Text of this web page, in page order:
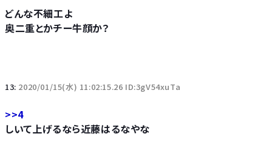
どんな不細工よ
奥二重とかチー牛顔か？
13: 2020/01/15(水) 11:02:15.26 ID:3gV54xuTa
>>4
しいて上げるなら近藤はるなやな